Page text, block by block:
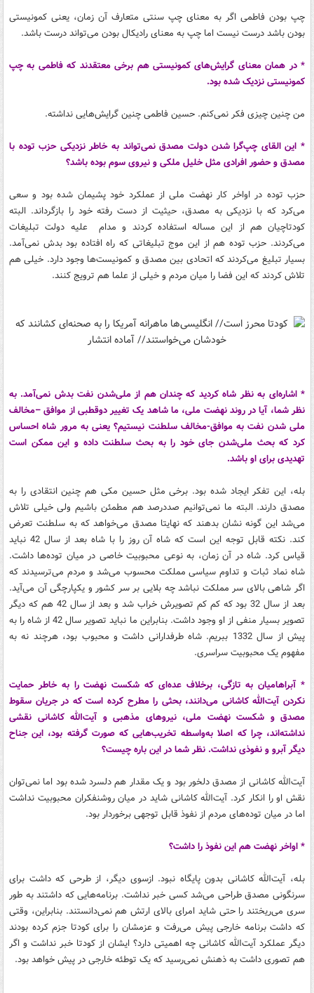
چپ بودن فاطمی اگر به معنای چپ سنتی متعارف آن زمان، یعنی کمونیستی
بودن باشد درست نیست اما چپ به معنای رادیکال بودن می‌تواند درست باشد.
* در همان معنای گرایش‌های کمونیستی هم برخی معتقدند که فاطمی به چپ
کمونیستی نزدیک شده بود.
من چنین چیزی فکر نمی‌کنم. حسین فاطمی چنین گرایش‌هایی نداشته.
* این القای چپ‌گرا شدن دولت مصدق نمی‌تواند به خاطر نزدیکی حزب توده با
مصدق و حضور افرادی مثل خلیل ملکی و نیروی سوم بوده باشد؟
حزب توده در اواخر کار نهضت ملی از عملکرد خود پشیمان شده بود و سعی
می‌کرد که با نزدیکی به مصدق، حیثیت از دست رفته خود را بازگرداند. البته
کودتاچیان هم از این مساله استفاده کردند و مدام علیه دولت تبلیغات
می‌کردند. حزب توده هم از این موج تبلیغاتی که راه افتاده بود بدش نمی‌آمد.
بسیار تبلیغ می‌کردند که اتحادی بین مصدق و کمونیست‌ها وجود دارد. خیلی هم
تلاش کردند که این فضا را میان مردم و خیلی از علما هم ترویج کنند.
* اشاره‌ای به نظر شاه کردید که چندان هم از ملی‌شدن نفت بدش نمی‌آمد. به
نظر شما، آیا در روند نهضت ملی، ما شاهد یک تغییر دوقطبی از موافق –مخالف
ملی شدن نفت به موافق-مخالف سلطنت نیستیم؟ یعنی به مرور شاه احساس
کرد که بحث ملی‌شدن جای خود را به بحث سلطنت داده و این ممکن است
تهدیدی برای او باشد.
بله، این تفکر ایجاد شده بود. برخی مثل حسین مکی هم چنین انتقادی را به
مصدق دارند. البته ما نمی‌توانیم صددرصد هم مطمئن باشیم ولی خیلی تلاش
می‌شد این گونه نشان بدهند که نهایتا مصدق می‌خواهد که به سلطنت تعرض
کند. نکته قابل توجه این است که شاه آن روز را با شاه بعد از سال 42 نباید
قیاس کرد. شاه در آن زمان، به نوعی محبوبیت خاصی در میان توده‌ها داشت.
شاه نماد ثبات و تداوم سیاسی مملکت محسوب می‌شد و مردم می‌ترسیدند که
اگر شاهی بالای سر مملکت نباشد چه بلایی بر سر کشور و یکپارچگی آن می‌آید.
بعد از سال 32 بود که کم کم تصویرش خراب شد و بعد از سال 42 هم که دیگر
تصویر بسیار منفی از او وجود داشت. بنابراین ما نباید تصویر سال 42 از شاه را به
پیش از سال 1332 ببریم. شاه طرفدارانی داشت و محبوب بود، هرچند نه به
مفهوم یک محبوبیت سراسری.
* آبراهامیان به تازگی، برخلاف عده‌ای که شکست نهضت را به خاطر حمایت
نکردن آیت‌الله کاشانی می‌دانند، بحثی را مطرح کرده است که در جریان سقوط
مصدق و شکست نهضت ملی، نیروهای مذهبی و آیت‌الله کاشانی نقشی
نداشته‌اند، چرا که اصلا به‌واسطه تخریب‌هایی که صورت گرفته بود، این جناح
دیگر آبرو و نفوذی نداشت. نظر شما در این باره چیست؟
آیت‌الله کاشانی از مصدق دلخور بود و یک مقدار هم دلسرد شده بود اما نمی‌‌توان
نقش او را انکار کرد. آیت‌الله کاشانی شاید در میان روشنفکران محبوبیت نداشت
اما در میان توده‌های مردم از نفوذ قابل توجهی برخوردار بود.
* اواخر نهضت هم این نفوذ را داشت؟
بله، آیت‌الله کاشانی بدون پایگاه نبود. ازسوی دیگر، از طرحی که داشت برای
سرنگونی مصدق طراحی می‌شد کسی خبر نداشت. برنامه‌هایی که داشتند به طور
سری می‌ریختند را حتی شاید امرای بالای ارتش هم نمی‌دانستند. بنابراین، وقتی
که داشت برنامه خارجی پیش می‌رفت و عزمشان را برای کودتا جزم کرده بودند
دیگر عملکرد آیت‌الله کاشانی چه اهمیتی دارد؟ ایشان از کودتا خبر نداشت و اگر
هم تصوری داشت به ذهنش نمی‌رسید که یک توطئه خارجی در پیش خواهد بود.